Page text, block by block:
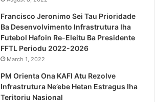
Francisco Jeronimo Sei Tau Prioridade
Ba Desenvolvimento Infrastrutura Iha
Futebol Hafoin Re-Eleitu Ba Presidente
FFTL Periodu 2022-2026
March 1, 2022
PM Orienta Ona KAFI Atu Rezolve
Infrastrutura Ne’ebe Hetan Estragus Iha
Teritoriu Nasional